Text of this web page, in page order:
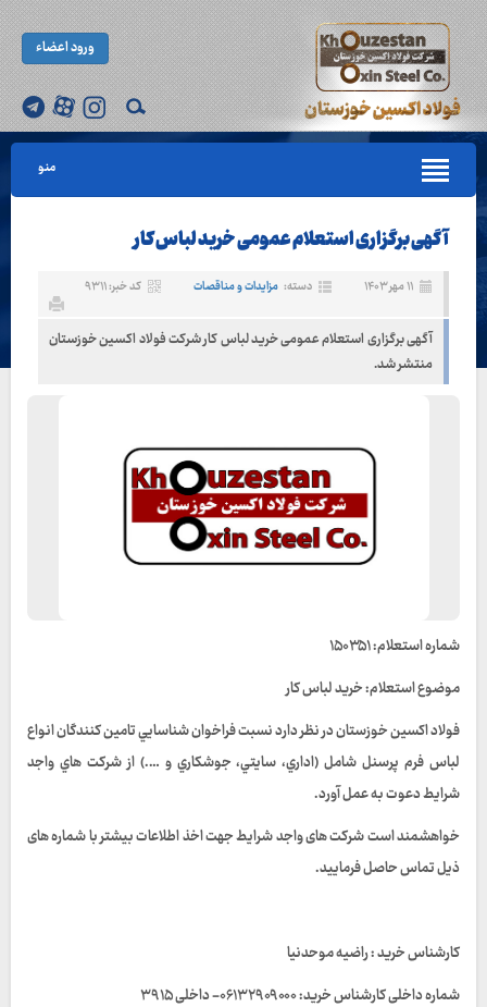
ورود اعضاء
منو
آگهی برگزاری استعلام عمومی خرید لباس کار
۱۱ مهر ۱۴۰۳ دسته: مزایدات و مناقصات کد خبر: ۹۳۱۱
آگهی برگزاری استعلام عمومی خرید لباس کار شرکت فولاد اکسین خوزستان
منتشر شد.
شماره استعلام: ۱۵۰۳۵۱
موضوع استعلام: خرید لباس کار
فولاد اكسين خوزستان در نظر دارد نسبت فراخوان شناسايي تامين كنندگان انواع
لباس فرم پرسنل شامل (اداري، سايتي، جوشكاري و ….) از شركت هاي واجد
شرایط دعوت به عمل آورد.
خواهشمند است شرکت های واجد شرایط جهت اخذ اطلاعات بیشتر با شماره های
ذیل تماس حاصل فرمایید.
کارشناس خرید : راضیه موحدنیا
شماره داخلی کارشناس خرید: ۰۶۱۳۲۹۰۹۰۰۰- داخلی ۳۹۱۵